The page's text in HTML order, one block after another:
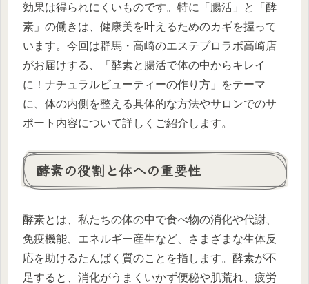
効果は得られにくいものです。特に「腸活」と「酵
素」の働きは、健康美を叶えるためのカギを握って
います。今回は群馬・高崎のエステプロラボ高崎店
がお届けする、「酵素と腸活で体の中からキレイ
に！ナチュラルビューティーの作り方」をテーマ
に、体の内側を整える具体的な方法やサロンでのサ
ポート内容について詳しくご紹介します。
酵素の役割と体への重要性
酵素とは、私たちの体の中で食べ物の消化や代謝、
免疫機能、エネルギー産生など、さまざまな生体反
応を助けるたんぱく質のことを指します。酵素が不
足すると、消化がうまくいかず便秘や肌荒れ、疲労